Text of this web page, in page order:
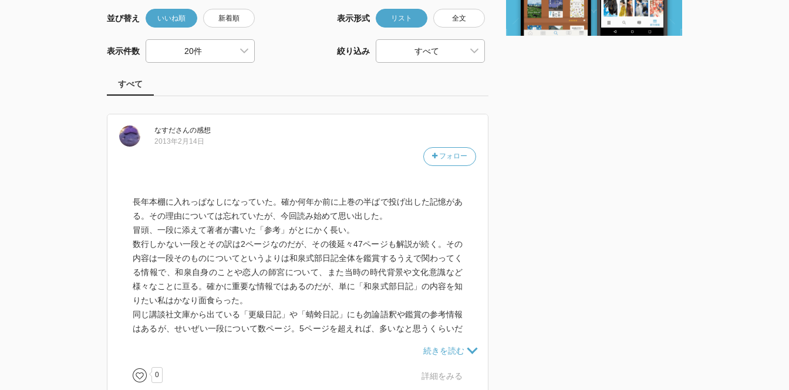
並び替え いいね順 新着順 表示形式 リスト 全文
表示件数 絞り込み
すべて
なすださんの感想
フォロー
2013年2月14日
長年本棚に入れっぱなしになっていた。確か何年か前に上巻の半ばで投げ出した記憶があ
る。その理由については忘れていたが、今回読み始めて思い出した。
冒頭、一段に添えて著者が書いた「参考」がとにかく長い。
数行しかない一段とその訳は2ページなのだが、その後延々47ページも解説が続く。その
内容は一段そのものについてというよりは和泉式部日記全体を鑑賞するうえで関わってく
る情報で、和泉自身のことや恋人の師宮について、また当時の時代背景や文化意識など
様々なことに亘る。確かに重要な情報ではあるのだが、単に「和泉式部日記」の内容を知
りたい私はかなり面食らった。
同じ講談社文庫から出ている「更級日記」や「蜻蛉日記」にも勿論語釈や鑑賞の参考情報
はあるが、せいぜい一段について数ページ。5ページを超えれば、多いなと思うくらいだ
しかし「大鏡」同様、今回はその著者の解説含め、不思議とすらすら読めた。
著者の饒舌さに慣れれば、他の作品と比較して当時の文化を解説してくれたり、和泉や師
0 詳細をみる